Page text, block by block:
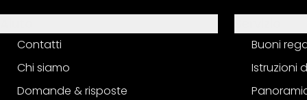
Contatti
Chi siamo
Domande & risposte
Buoni
Istruzioni